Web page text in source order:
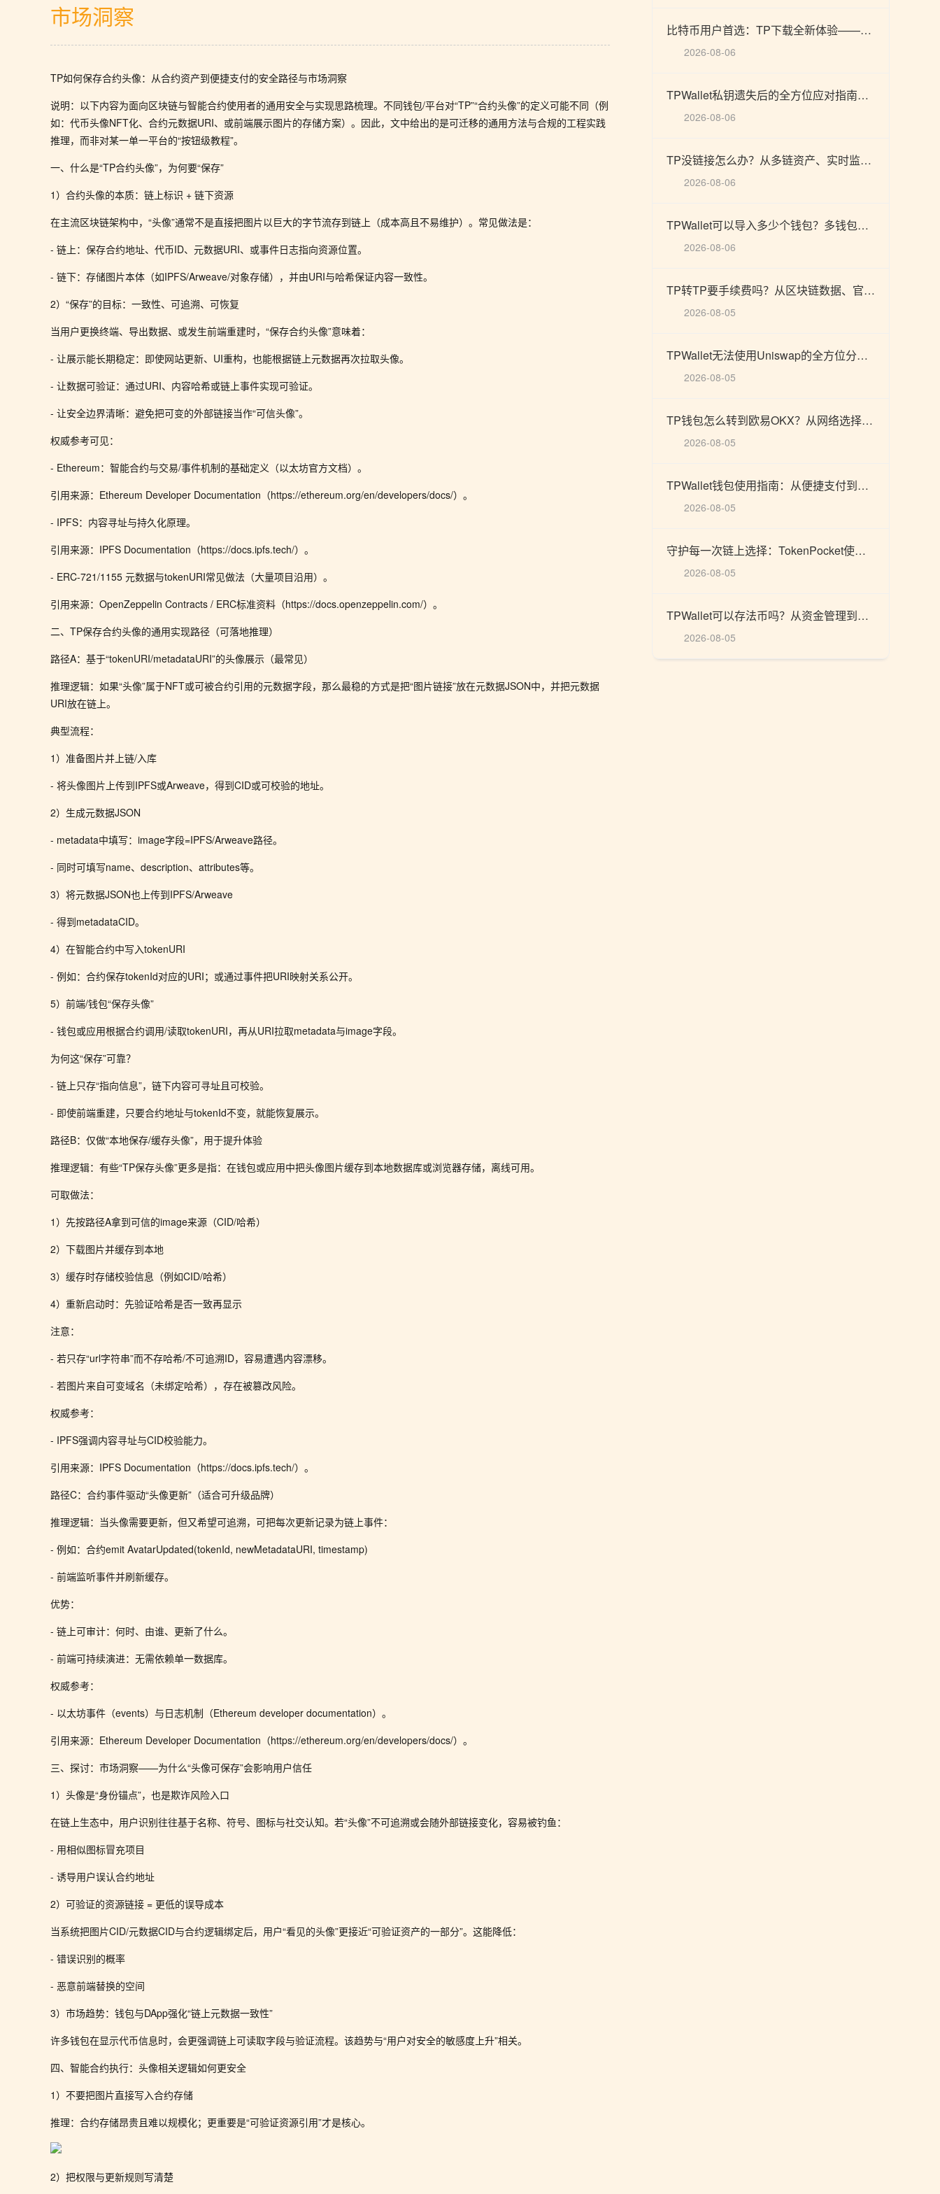
市场洞察
TP如何保存合约头像：从合约资产到便捷支付的安全路径与市场洞察
说明：以下内容为面向区块链与智能合约使用者的通用安全与实现思路梳理。不同钱包/平台对“TP”“合约头像”的定义可能不同（例
如：代币头像NFT化、合约元数据URI、或前端展示图片的存储方案）。因此，文中给出的是可迁移的通用方法与合规的工程实践
推理，而非对某一单一平台的“按钮级教程”。
一、什么是“TP合约头像”，为何要“保存”
1）合约头像的本质：链上标识 + 链下资源
在主流区块链架构中，“头像”通常不是直接把图片以巨大的字节流存到链上（成本高且不易维护）。常见做法是：
- 链上：保存合约地址、代币ID、元数据URI、或事件日志指向资源位置。
- 链下：存储图片本体（如IPFS/Arweave/对象存储），并由URI与哈希保证内容一致性。
2）“保存”的目标：一致性、可追溯、可恢复
当用户更换终端、导出数据、或发生前端重建时，“保存合约头像”意味着：
- 让展示能长期稳定：即使网站更新、UI重构，也能根据链上元数据再次拉取头像。
- 让数据可验证：通过URI、内容哈希或链上事件实现可验证。
- 让安全边界清晰：避免把可变的外部链接当作“可信头像”。
权威参考可见：
- Ethereum：智能合约与交易/事件机制的基础定义（以太坊官方文档）。
引用来源：Ethereum Developer Documentation（https://ethereum.org/en/developers/docs/）。
- IPFS：内容寻址与持久化原理。
引用来源：IPFS Documentation（https://docs.ipfs.tech/）。
- ERC-721/1155 元数据与tokenURI常见做法（大量项目沿用）。
引用来源：OpenZeppelin Contracts / ERC标准资料（https://docs.openzeppelin.com/）。
二、TP保存合约头像的通用实现路径（可落地推理）
路径A：基于“tokenURI/metadataURI”的头像展示（最常见）
推理逻辑：如果“头像”属于NFT或可被合约引用的元数据字段，那么最稳的方式是把“图片链接”放在元数据JSON中，并把元数据
URI放在链上。
典型流程：
1）准备图片并上链/入库
- 将头像图片上传到IPFS或Arweave，得到CID或可校验的地址。
2）生成元数据JSON
- metadata中填写：image字段=IPFS/Arweave路径。
- 同时可填写name、description、attributes等。
3）将元数据JSON也上传到IPFS/Arweave
- 得到metadataCID。
4）在智能合约中写入tokenURI
- 例如：合约保存tokenId对应的URI；或通过事件把URI映射关系公开。
5）前端/钱包“保存头像”
- 钱包或应用根据合约调用/读取tokenURI，再从URI拉取metadata与image字段。
为何这“保存”可靠？
- 链上只存“指向信息”，链下内容可寻址且可校验。
- 即使前端重建，只要合约地址与tokenId不变，就能恢复展示。
路径B：仅做“本地保存/缓存头像”，用于提升体验
推理逻辑：有些“TP保存头像”更多是指：在钱包或应用中把头像图片缓存到本地数据库或浏览器存储，离线可用。
可取做法：
1）先按路径A拿到可信的image来源（CID/哈希）
2）下载图片并缓存到本地
3）缓存时存储校验信息（例如CID/哈希）
4）重新启动时：先验证哈希是否一致再显示
注意：
- 若只存“url字符串”而不存哈希/不可追溯ID，容易遭遇内容漂移。
- 若图片来自可变域名（未绑定哈希），存在被篡改风险。
权威参考：
- IPFS强调内容寻址与CID校验能力。
引用来源：IPFS Documentation（https://docs.ipfs.tech/）。
路径C：合约事件驱动“头像更新”（适合可升级品牌）
推理逻辑：当头像需要更新，但又希望可追溯，可把每次更新记录为链上事件：
- 例如：合约emit AvatarUpdated(tokenId, newMetadataURI, timestamp)
- 前端监听事件并刷新缓存。
优势：
- 链上可审计：何时、由谁、更新了什么。
- 前端可持续演进：无需依赖单一数据库。
权威参考：
- 以太坊事件（events）与日志机制（Ethereum developer documentation）。
引用来源：Ethereum Developer Documentation（https://ethereum.org/en/developers/docs/）。
三、探讨：市场洞察——为什么“头像可保存”会影响用户信任
1）头像是“身份锚点”，也是欺诈风险入口
在链上生态中，用户识别往往基于名称、符号、图标与社交认知。若“头像”不可追溯或会随外部链接变化，容易被钓鱼：
- 用相似图标冒充项目
- 诱导用户误认合约地址
2）可验证的资源链接 = 更低的误导成本
当系统把图片CID/元数据CID与合约逻辑绑定后，用户“看见的头像”更接近“可验证资产的一部分”。这能降低：
- 错误识别的概率
- 恶意前端替换的空间
3）市场趋势：钱包与DApp强化“链上元数据一致性”
许多钱包在显示代币信息时，会更强调链上可读取字段与验证流程。该趋势与“用户对安全的敏感度上升”相关。
四、智能合约执行：头像相关逻辑如何更安全
1）不要把图片直接写入合约存储
推理：合约存储昂贵且难以规模化；更重要是“可验证资源引用”才是核心。
2）把权限与更新规则写清楚
比特币用户首选：TP下载全新体验——以智能加密与高效交易构建安全数字资产管理体系
2026-08-06
TPWallet私钥遗失后的全方位应对指南：数据安全、账户恢复与多链资产管理
2026-08-06
TP没链接怎么办？从多链资产、实时监控到区块链支付安全的全方位分析
2026-08-06
TPWallet可以导入多少个钱包？多钱包管理、支付效率与安全趋势全面解析
2026-08-06
TP转TP要手续费吗？从区块链数据、官方钱包到高效支付管理的全方位解析
2026-08-05
TPWallet无法使用Uniswap的全方位分析：从多链支付到私钥安全的解决方案
2026-08-05
TP钱包怎么转到欧易OKX？从网络选择、预言机到实时风控的完整操作指南
2026-08-05
TPWallet钱包使用指南：从便捷支付到区块链应用的综合介绍
2026-08-05
守护每一次链上选择：TokenPocket使用PancakeSwap的安全指南与智能支付思考
2026-08-05
TPWallet可以存法币吗？从资金管理到智能支付与链上资产增值的全面分析
2026-08-05